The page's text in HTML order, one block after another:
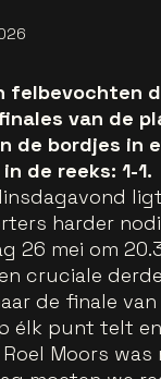
felbevochten
van de
de bordjes in
de reeks: 1-1.
harder
26 mei om
cruciale
de finale
élk punt telt
Moors